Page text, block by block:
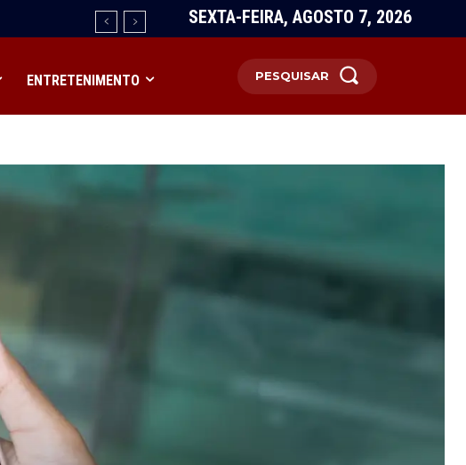
na
SEXTA-FEIRA, AGOSTO 7, 2026
ENTRETENIMENTO PESQUISAR